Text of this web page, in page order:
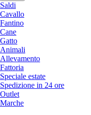
Saldi
Cavallo
Fantino
Cane
Gatto
Animali
Allevamento
Fattoria
Speciale estate
Spedizione in 24 ore
Outlet
Marche